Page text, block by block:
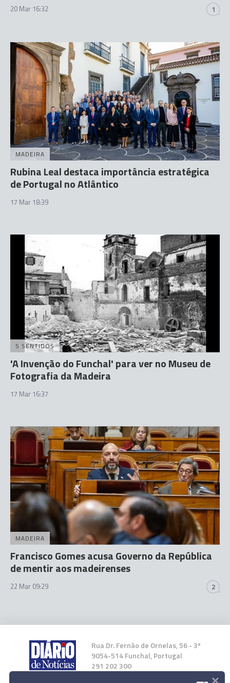
20 Mar 16:32 1
MADEIRA
Rubina Leal destaca importância estratégica
de Portugal no Atlântico
17 Mar 18:39
5 SENTIDOS
'A Invenção do Funchal' para ver no Museu de
Fotografia da Madeira
17 Mar 16:37
MADEIRA
Francisco Gomes acusa Governo da República
de mentir aos madeirenses
22 Mar 09:29 2
Rua Dr. Fernão de Ornelas, 56 - 3º
9054-514 Funchal, Portugal
291 202 300